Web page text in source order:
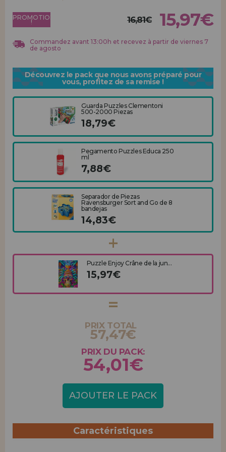
ENREGISTREMENT DISTRIBUTEUR
PROMOTION
! 16,81€ 15,97€
Commandez avant 13:00h et recevez à partir de viernes 7
de agosto
Découvrez le pack que nous avons préparé pour
vous, profitez de sa remise !
Guarda Puzzles Clementoni
500-2000 Piezas
18,79€
Pegamento Puzzles Educa 250
ml
7,88€
Separador de Piezas
Ravensburger Sort and Go de 8
bandejas
14,83€
Puzzle Enjoy Crâne de la jun...
15,97€
PRIX TOTAL
57,47€
PRIX DU PACK:
54,01€
AJOUTER LE PACK
Caractéristiques